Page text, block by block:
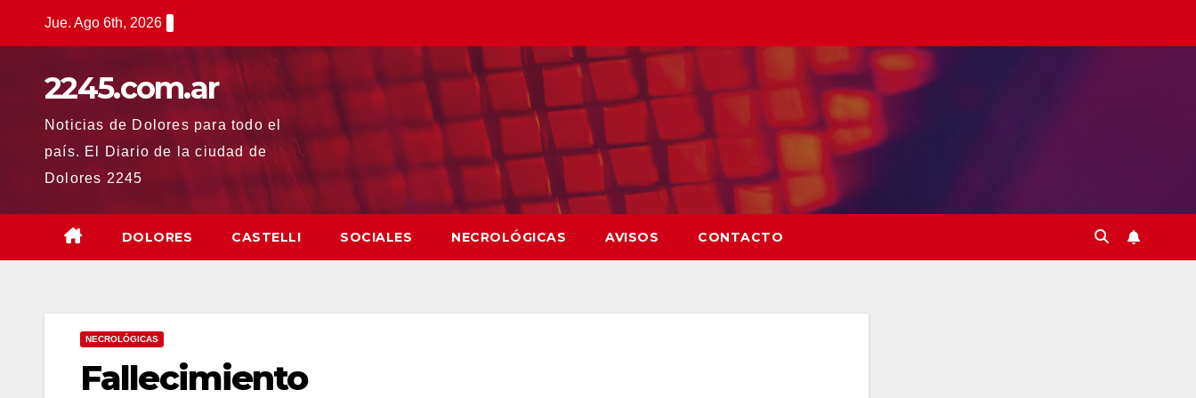
Jue. Ago 6th, 2026
2245.com.ar
Noticias de Dolores para todo el
país. El Diario de la ciudad de
Dolores 2245
DOLORES CASTELLI SOCIALES NECROLÓGICAS AVISOS CONTACTO
NECROLÓGICAS
Fallecimiento